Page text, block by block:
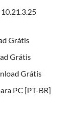
Grátis
Grátis
Grátis
PC [PT-BR]